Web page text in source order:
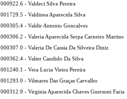
000922.6 - Valdeci Silva Pereira
001729.5 - Valdinea Aparecida Silva
000305.4 - Valdir Antonio Goncalves
000306.2 - Valeria Aparecida Serpa Carneiro Martins
000307.0 - Valeria De Cassia Da Silveira Diniz
000362.4 - Valter Candido Da Silva
001240.1 - Vera Lucia Vieira Pereira
001293.0 - Vilmares Das Graças Carvalho
000312.9 - Virginia Aparecida Chaves Guersoni Faria